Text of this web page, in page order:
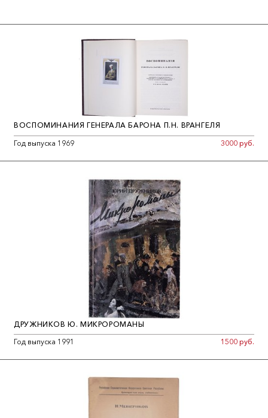
ВОСПОМИНАНИЯ ГЕНЕРАЛА БАРОНА П.Н. ВРАНГЕЛЯ
Год выпуска 1969
3000 руб.
ДРУЖНИКОВ Ю. МИКРОРОМАНЫ
Год выпуска 1991
1500 руб.